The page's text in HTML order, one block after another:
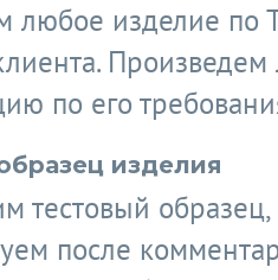
любое изделие по
по его
изделия
тестовый образец,
после